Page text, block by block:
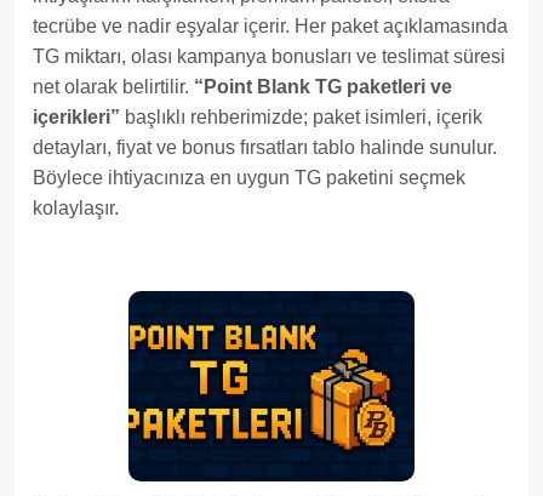
tecrübe ve nadir eşyalar içerir. Her paket açıklamasında
TG miktarı, olası kampanya bonusları ve teslimat süresi
net olarak belirtilir. “Point Blank TG paketleri ve
içerikleri” başlıklı rehberimizde; paket isimleri, içerik
detayları, fiyat ve bonus fırsatları tablo halinde sunulur.
Böylece ihtiyacınıza en uygun TG paketini seçmek
kolaylaşır.